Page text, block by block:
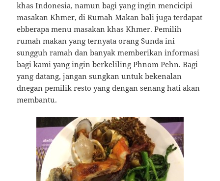
khas Indonesia, namun bagi yang ingin mencicipi
masakan Khmer, di Rumah Makan bali juga terdapat
ebberapa menu masakan khas Khmer. Pemilih
rumah makan yang ternyata orang Sunda ini
sungguh ramah dan banyak memberikan informasi
bagi kami yang ingin berkeliling Phnom Pehn. Bagi
yang datang, jangan sungkan untuk bekenalan
dnegan pemilik resto yang dengan senang hati akan
membantu.